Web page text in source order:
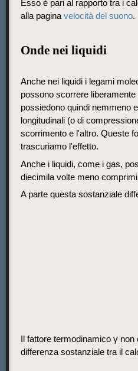
Esso è pari al rapporto tra i
alla pagina velocità del suono.
Onde nei liquidi
Anche nei liquidi i legami
possono scorrere
possiedono quindi nemmeno
longitudinali (o di
scorrimento e l'altro. Queste
trascuriamo l'effetto.
Anche i liquidi, come i gas,
diecimila volte meno
A parte questa sostanziale
Il fattore termodinamico γ
differenza sostanziale tra il